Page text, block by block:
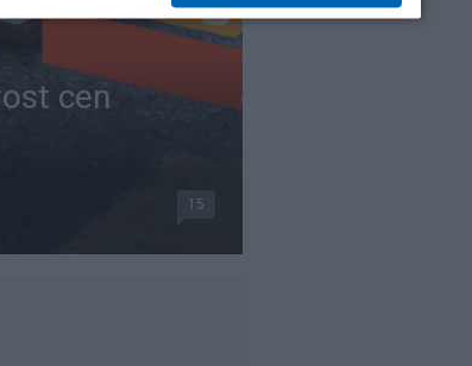
cen
15